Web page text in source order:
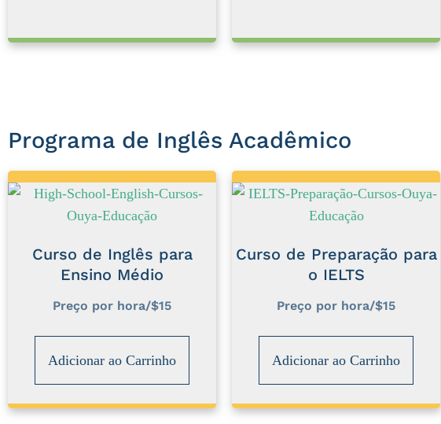
Programa de Inglês Acadêmico
Curso de Inglês para
Ensino Médio
Preço por hora/$15
Adicionar ao Carrinho
Curso de Preparação para
o IELTS
Preço por hora/$15
Adicionar ao Carrinho